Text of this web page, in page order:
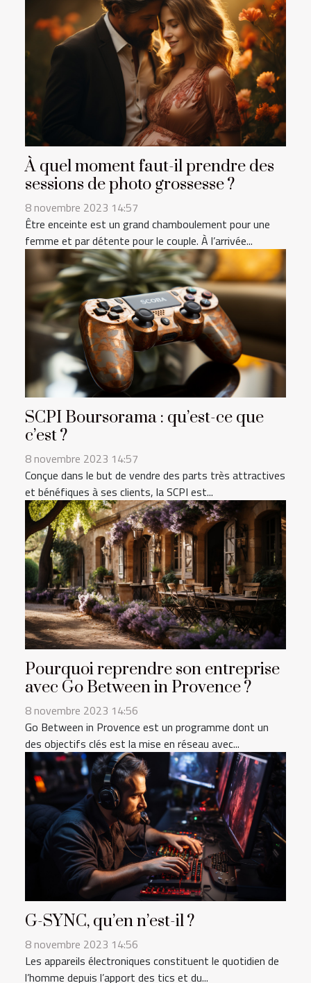
À quel moment faut-il prendre des
sessions de photo grossesse ?
8 novembre 2023 14:57
Être enceinte est un grand chamboulement pour une
femme et par détente pour le couple. À l’arrivée...
SCPI Boursorama : qu’est-ce que
c’est ?
8 novembre 2023 14:57
Conçue dans le but de vendre des parts très attractives
et bénéfiques à ses clients, la SCPI est...
Pourquoi reprendre son entreprise
avec Go Between in Provence ?
8 novembre 2023 14:56
Go Between in Provence est un programme dont un
des objectifs clés est la mise en réseau avec...
G-SYNC, qu’en n’est-il ?
8 novembre 2023 14:56
Les appareils électroniques constituent le quotidien de
l’homme depuis l’apport des tics et du...